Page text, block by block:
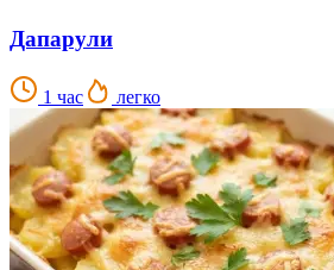
Дапарули
1 час легко